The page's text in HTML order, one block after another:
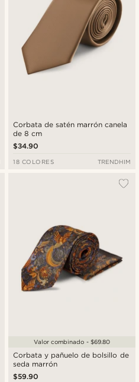
Corbata de satén marrón canela
de 8 cm
$34.90
18 COLORES TRENDHIM
Corbata y pañuelo de bolsillo de
seda marrón
$59.90
Valor combinado - $69.80